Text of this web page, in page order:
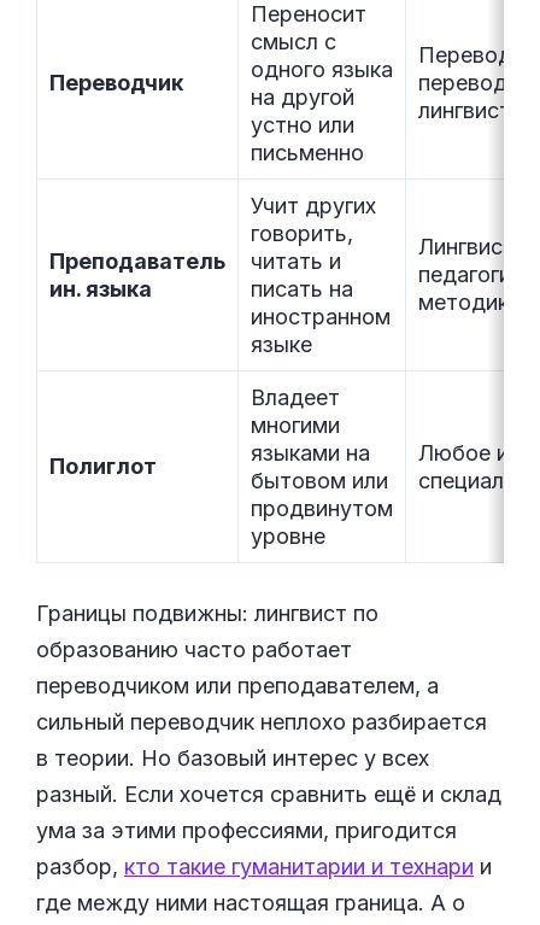
Переводчик
Переносит
смысл с
одного языка
на другой
устно или
письменно
Перевод и
Преподаватель
ин. языка
Учит других
говорить,
читать и
писать на
иностранном
языке
педагогика,
методика
Полиглот
Владеет
многими
языками на
бытовом или
продвинутом
уровне
Любое или
Границы подвижны: лингвист по
образованию часто работает
переводчиком или преподавателем, а
сильный переводчик неплохо разбирается
в теории. Но базовый интерес у всех
разный. Если хочется сравнить ещё и склад
ума за этими профессиями, пригодится
разбор, кто такие гуманитарии и технари и
где между ними настоящая граница. А о